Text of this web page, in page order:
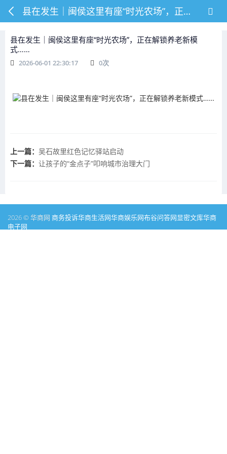
县在发生｜闽侯这里有座“时光农场”，正在解锁养老新模式……
县在发生｜闽侯这里有座“时光农场”，正在解锁养老新模
式……
2026-06-01 22:30:17 0次
上一篇： 吴石故里红色记忆驿站启动
下一篇： 让孩子的“金点子”叩响城市治理大门
2026 © 华商网 商务投诉华商生活网华商娱乐网布谷问答网显密文库华商
电子网